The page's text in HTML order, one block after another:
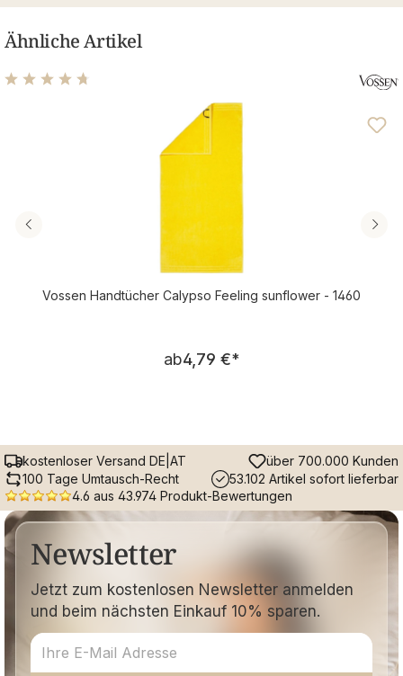
Ähnliche Artikel
Durchschnittliche Bewertung von 4.69 von 5 Sternen
Vossen Handtücher Calypso Feeling sunflower - 1460
Regulärer Preis:
ab4,79 €*
kostenloser Versand DE|AT
über 700.000 Kunden
100 Tage Umtausch-Recht
53.102 Artikel sofort lieferbar
4.6 aus 43.974 Produkt-Bewertungen
Newsletter
Jetzt zum kostenlosen Newsletter anmelden
und beim nächsten Einkauf 10% sparen.